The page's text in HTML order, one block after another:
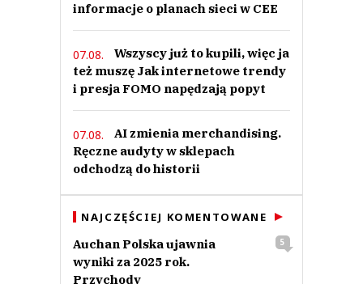
informacje o planach sieci w CEE
07.08.
Wszyscy już to kupili, więc ja
też muszę Jak internetowe trendy
i presja FOMO napędzają popyt
07.08.
AI zmienia merchandising.
Ręczne audyty w sklepach
odchodzą do historii
NAJCZĘŚCIEJ KOMENTOWANE
Auchan Polska ujawnia
wyniki za 2025 rok.
Przychody
5